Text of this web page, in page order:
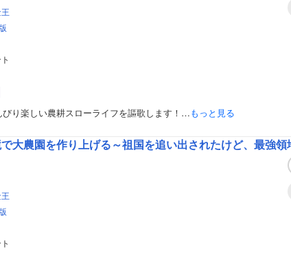
びり楽しい農耕スローライフを謳歌します！…もっと見る
り上げる～祖国を追い出されたけど、最強領地でスローライフを謳歌する